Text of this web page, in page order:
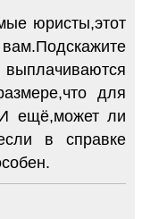
юристы,этот
для
ещё,может ли
в справке